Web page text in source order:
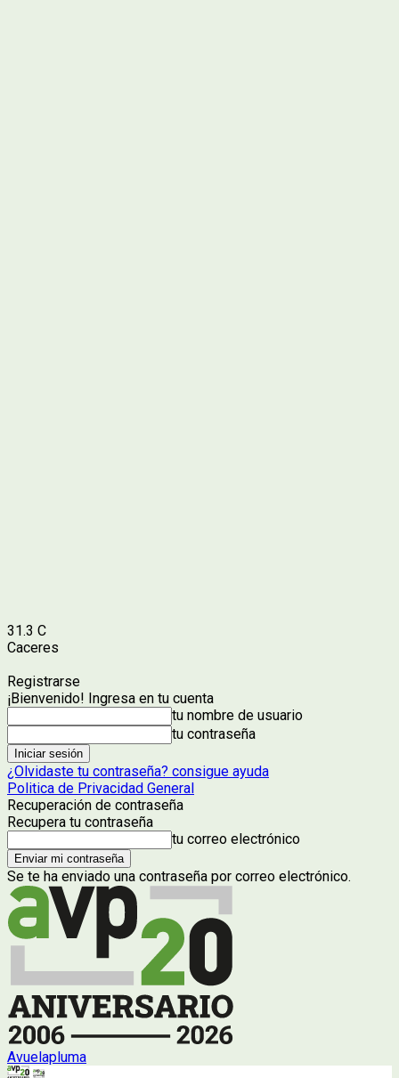
31.3 C
Caceres
Registrarse
¡Bienvenido! Ingresa en tu cuenta
tu nombre de usuario
tu contraseña
¿Olvidaste tu contraseña? consigue ayuda
Politica de Privacidad General
Recuperación de contraseña
Recupera tu contraseña
tu correo electrónico
Se te ha enviado una contraseña por correo electrónico.
Avuelapluma